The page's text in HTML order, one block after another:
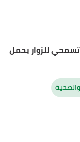
للزوار بحمل